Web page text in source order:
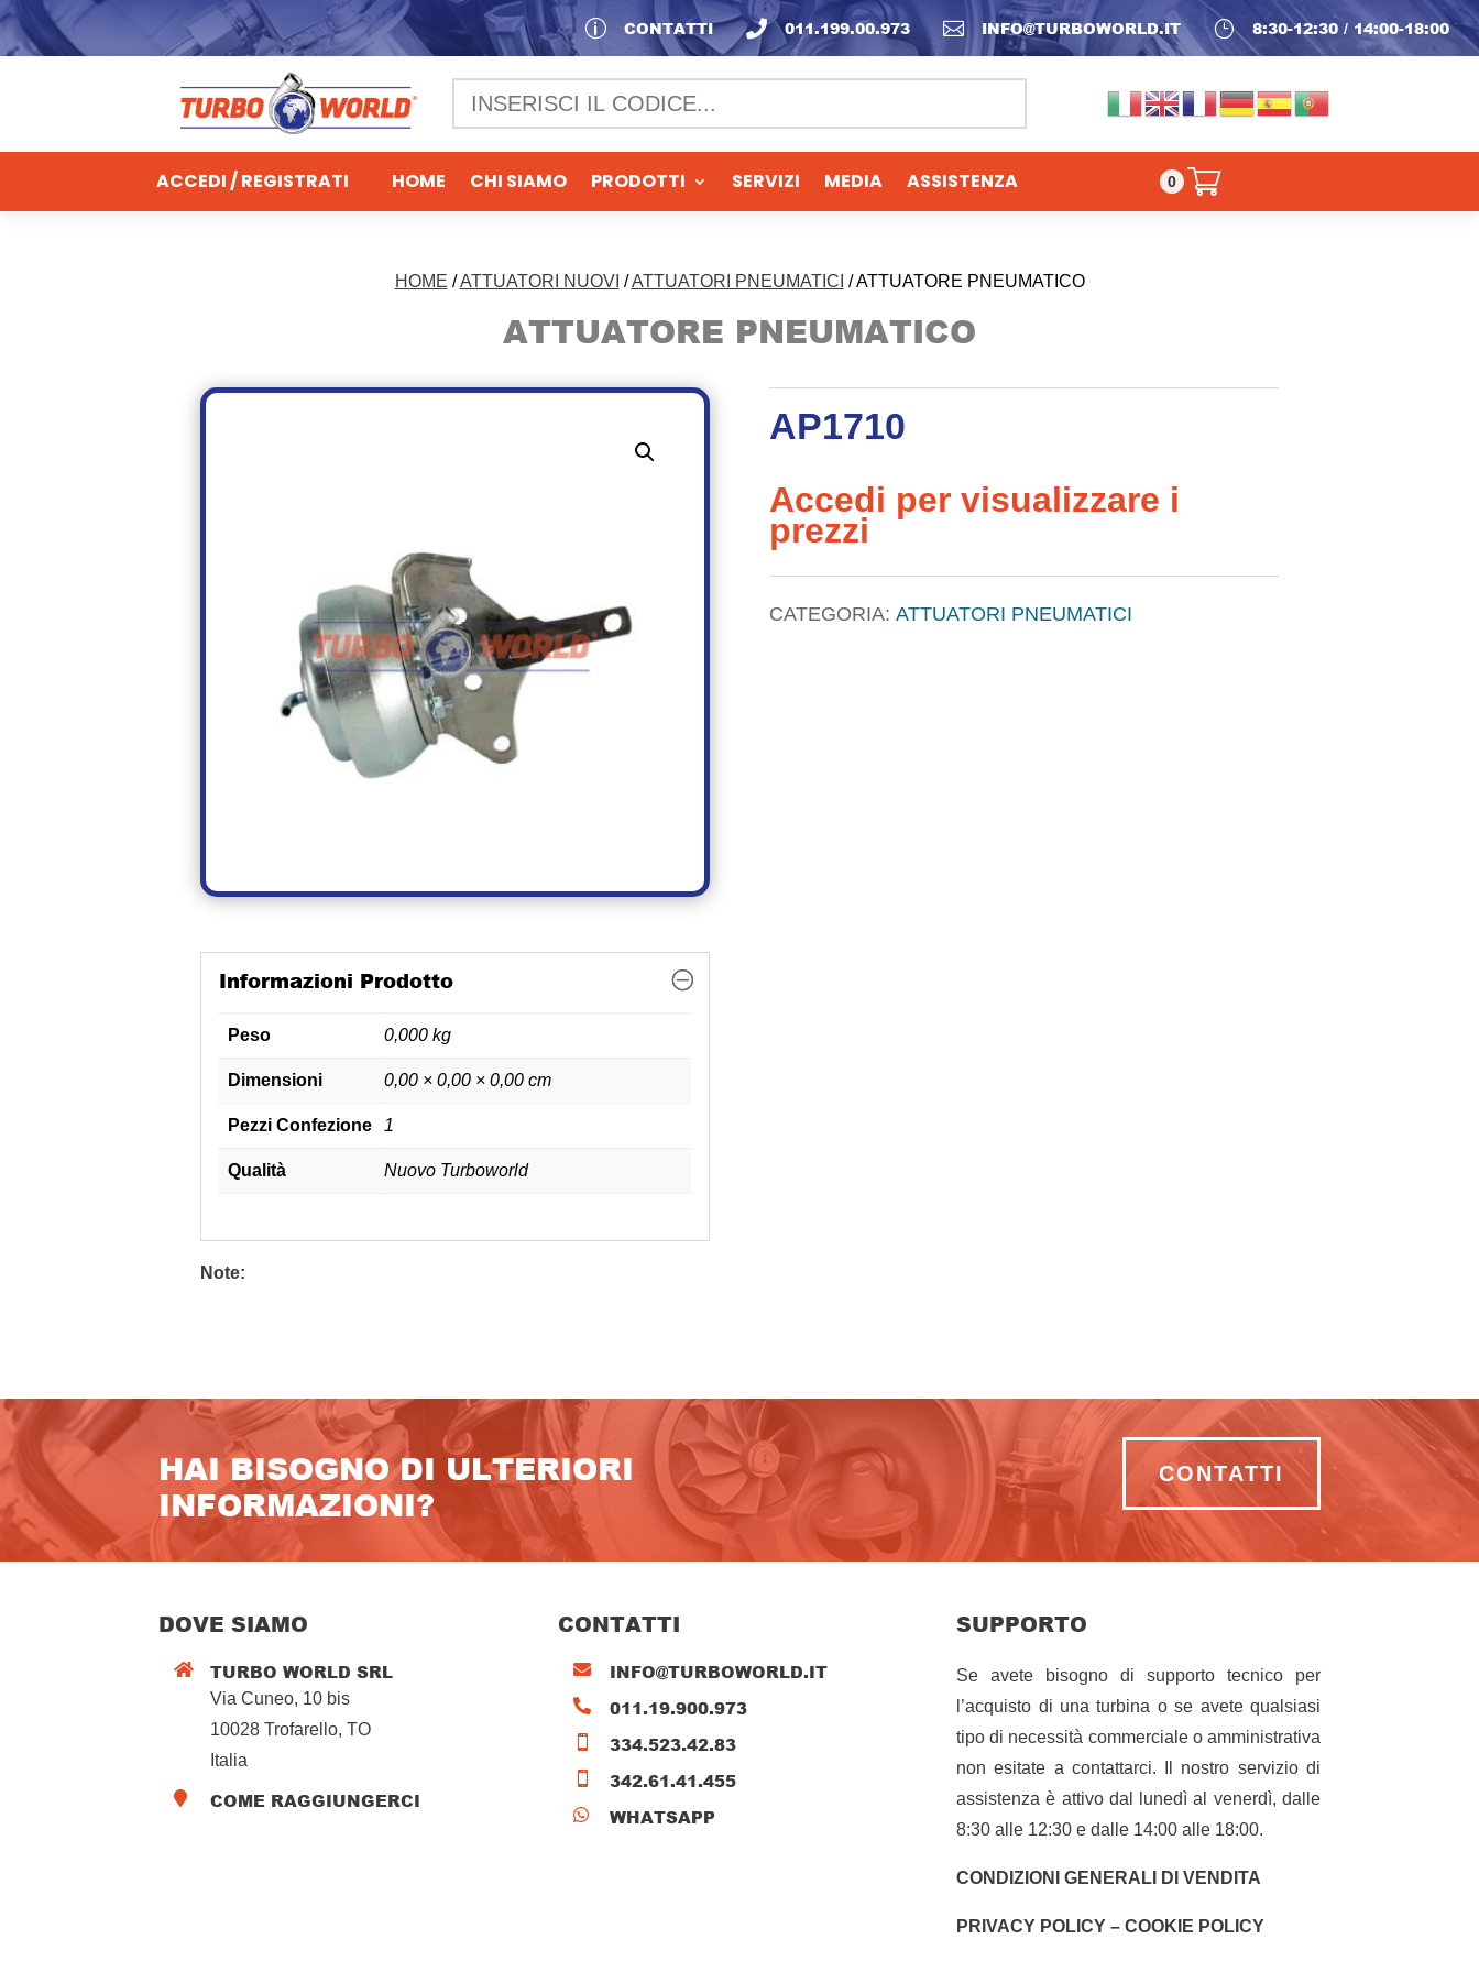
} 8:30-12:30 / 14:00-18:00
 INFO@TURBOWORLD.IT
 011.199.00.973
p CONTATTI
ACCEDI / REGISTRATI HOME CHI SIAMO PRODOTTI SERVIZI MEDIA ASSISTENZA 0
HOME /ATTUATORI NUOVI /ATTUATORI PNEUMATICI / ATTUATORE PNEUMATICO
ATTUATORE PNEUMATICO
Informazioni Prodotto
Peso 0,000 kg
Dimensioni 0,00 × 0,00 × 0,00 cm
Pezzi Confezione 1
Qualità Nuovo Turboworld
Note:
AP1710
Accedi per visualizzare i
prezzi
CATEGORIA: ATTUATORI PNEUMATICI
HAI BISOGNO DI ULTERIORI
INFORMAZIONI?
CONTATTI
DOVE SIAMO
 TURBO WORLD SRL
Via Cuneo, 10 bis
10028 Trofarello, TO
Italia
 COME RAGGIUNGERCI
CONTATTI
 INFO@TURBOWORLD.IT
 011.19.900.973
 334.523.42.83
 342.61.41.455
 WHATSAPP
SUPPORTO
Se avete bisogno di supporto tecnico per
l’acquisto di una turbina o se avete qualsiasi
tipo di necessità commerciale o amministrativa
non esitate a contattarci. Il nostro servizio di
assistenza è attivo dal lunedì al venerdì, dalle
8:30 alle 12:30 e dalle 14:00 alle 18:00.
CONDIZIONI GENERALI DI VENDITA
PRIVACY POLICY – COOKIE POLICY